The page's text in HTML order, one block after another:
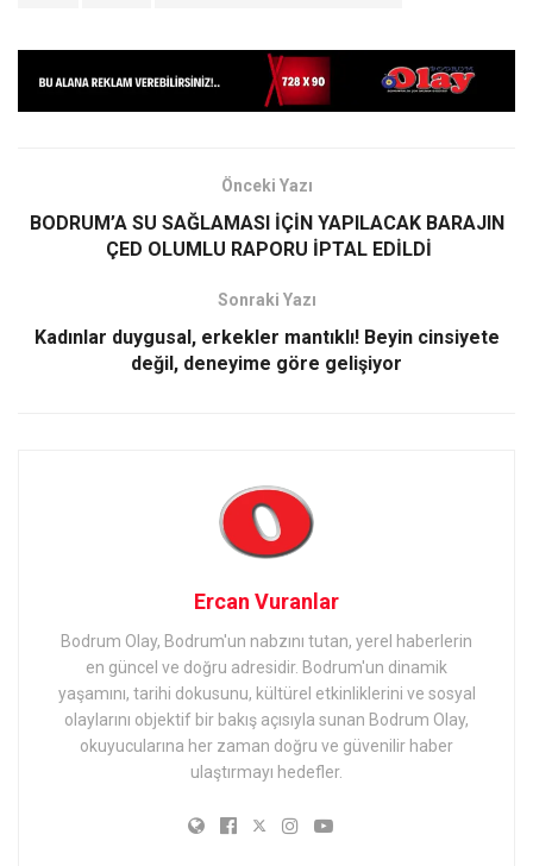
Önceki Yazı
BODRUM’A SU SAĞLAMASI İÇİN YAPILACAK BARAJIN
ÇED OLUMLU RAPORU İPTAL EDİLDİ
Sonraki Yazı
Kadınlar duygusal, erkekler mantıklı! Beyin cinsiyete
değil, deneyime göre gelişiyor
Ercan Vuranlar
Bodrum Olay, Bodrum'un nabzını tutan, yerel haberlerin
en güncel ve doğru adresidir. Bodrum'un dinamik
yaşamını, tarihi dokusunu, kültürel etkinliklerini ve sosyal
olaylarını objektif bir bakış açısıyla sunan Bodrum Olay,
okuyucularına her zaman doğru ve güvenilir haber
ulaştırmayı hedefler.